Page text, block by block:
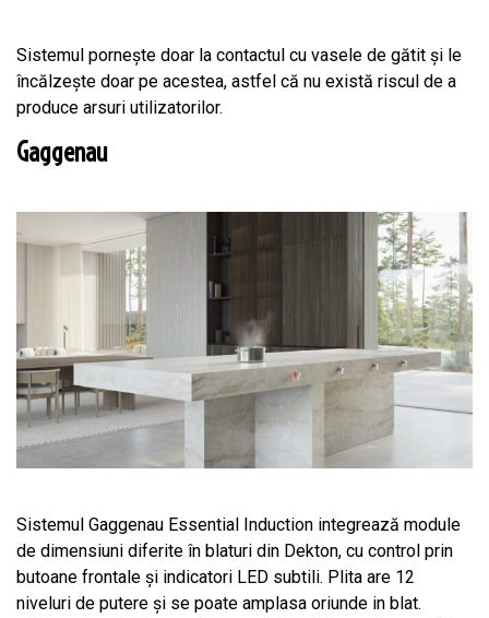
Sistemul pornește doar la contactul cu vasele de gătit și le
încălzește doar pe acestea, astfel că nu există riscul de a
produce arsuri utilizatorilor.
Gaggenau
Sistemul Gaggenau Essential Induction integrează module
de dimensiuni diferite în blaturi din Dekton, cu control prin
butoane frontale și indicatori LED subtili. Plita are 12
niveluri de putere și se poate amplasa oriunde in blat.